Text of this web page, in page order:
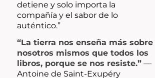
detiene y solo importa la
compañía y el sabor de lo
auténtico.”
“La tierra nos enseña más sobre
nosotros mismos que todos los
libros, porque se nos resiste.”—
Antoine de Saint-Exupéry